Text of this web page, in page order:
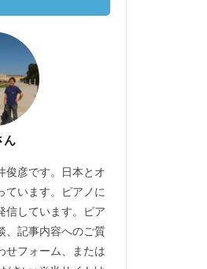
ん
俊彦です。日本とオ
ています。ピアノに
信しています。ピア
、記事内容へのご質
せフォーム、または